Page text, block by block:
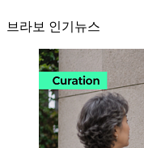
브라보 인기뉴스